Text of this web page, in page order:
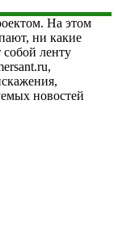
На этом
ни какие
собой ленту
новостей